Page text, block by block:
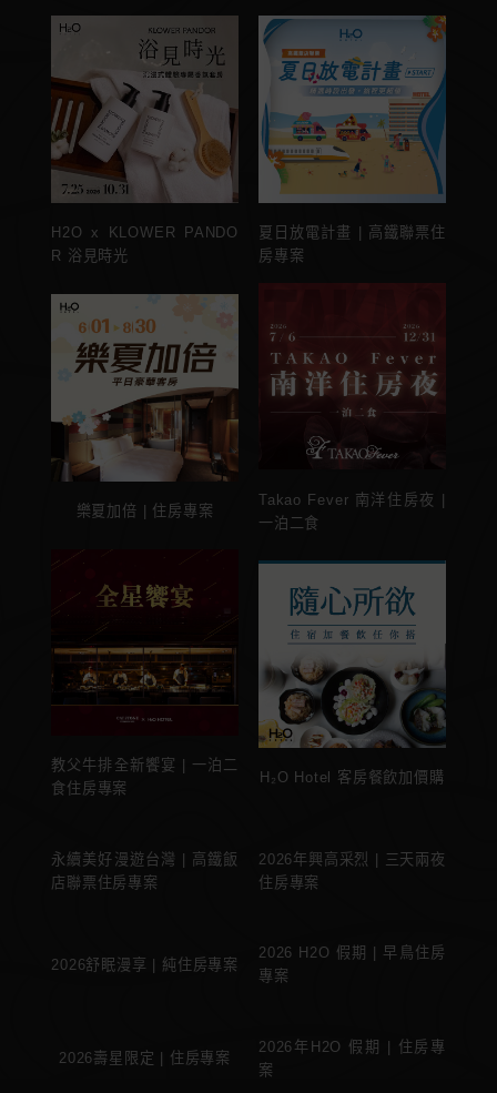
H2O x KLOWER PANDO
R 浴見時光
夏日放電計畫 | 高鐵聯票住
房專案
樂夏加倍 | 住房專案
Takao Fever 南洋住房夜 |
一泊二食
教父牛排全新饗宴 | 一泊二
食住房專案
H₂O Hotel 客房餐飲加價購
店聯票住房專案
住房專案